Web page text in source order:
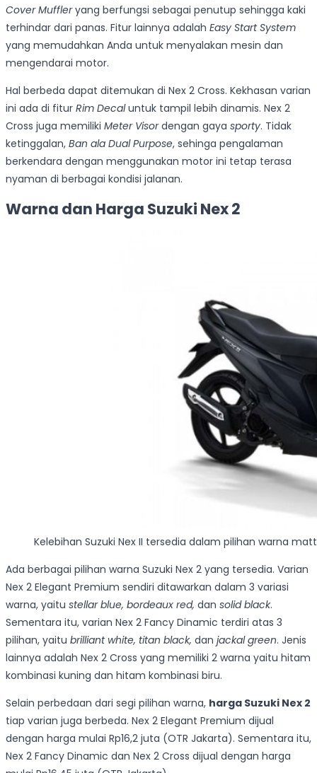
Cover Muffleryang berfungsi sebagai penutup sehingga kaki
terhindar dari panas. Fitur lainnya adalah Easy Start System
yang memudahkan Anda untuk menyalakan mesin dan
mengendarai motor.
Hal berbeda dapat ditemukan di Nex 2 Cross. Kekhasan varian
ini ada di fitur Rim Decaluntuk tampil lebih dinamis. Nex 2
Cross juga memiliki Meter Visordengan gaya sporty. Tidak
ketinggalan, Ban ala Dual Purpose, sehinga pengalaman
berkendara dengan menggunakan motor ini tetap terasa
nyaman di berbagai kondisi jalanan.
Warna dan Harga Suzuki Nex 2
Kelebihan Suzuki Nex II tersedia dalam pilihan warna
Ada berbagai pilihan warna Suzuki Nex 2 yang tersedia. Varian
Nex 2 Elegant Premium sendiri ditawarkan dalam 3 variasi
warna, yaitu stellar blue, bordeaux red, dan solid black.
Sementara itu, varian Nex 2 Fancy Dinamic terdiri atas 3
pilihan, yaitu brilliant white, titan black, dan jackal green. Jenis
lainnya adalah Nex 2 Cross yang memiliki 2 warna yaitu hitam
kombinasi kuning dan hitam kombinasi biru.
Selain perbedaan dari segi pilihan warna, harga Suzuki Nex 2
tiap varian juga berbeda. Nex 2 Elegant Premium dijual
dengan harga mulai Rp16,2 juta (OTR Jakarta). Sementara itu,
Nex 2 Fancy Dinamic dan Nex 2 Cross dijual dengan harga